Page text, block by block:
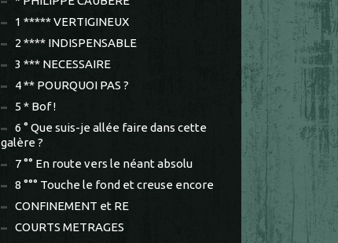
1 ***** VERTIGINEUX
2 **** INDISPENSABLE
3 *** NECESSAIRE
4 ** POURQUOI PAS ?
5 * Bof !
6 ° Que suis-je allée faire dans cette
galère ?
7 °° En route vers le néant absolu
8 °°° Touche le fond et creuse encore
CONFINEMENT et RE
COURTS METRAGES